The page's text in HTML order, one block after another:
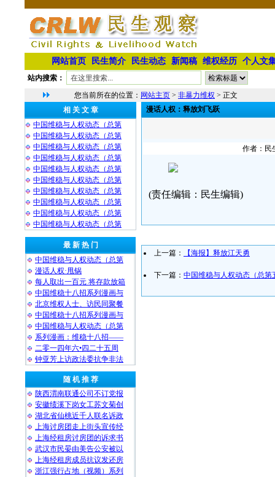
网站首页 民生简介 民生动态 新闻稿 维权经历 个人文
站内搜索：
您当前所在的位置： 网站主页 > 非暴力维权 > 正文
相 关 文 章
中国维稳与人权动态（总第
中国维稳与人权动态（总第
中国维稳与人权动态（总第
中国维稳与人权动态（总第
中国维稳与人权动态（总第
中国维稳与人权动态（总第
中国维稳与人权动态（总第
中国维稳与人权动态（总第
中国维稳与人权动态（总第
中国维稳与人权动态（总第
最 新 热 门
中国维稳与人权动态（总第
漫话人权·甩锅
每人取出一百元 将存款放箱
中国维稳十八招系列漫画与
北京维权人士、访民同聚餐
中国维稳十八招系列漫画与
中国维稳与人权动态（总第
系列漫画：维稳十八招——
二零一四年六•四二十五周
钟亚芳上访政法委抗争非法
随 机 推 荐
陕西渭南联通公司不订党报
安徽绩溪下岗女工苏文菊创
湖北省仙桃近千人联名诉政
上海讨房团走上街头宣传经
上海经租房讨房团的诉求书
武汉市民晏由美告公安被以
上海经租房成员抗议发还房
浙江强行占地（视频）系列
漫话人权：释放刘飞跃
作者：民
(责任编辑：民生编辑)
上一篇： 【海报】释放江天勇
下一篇： 中国维稳与人权动态（总第